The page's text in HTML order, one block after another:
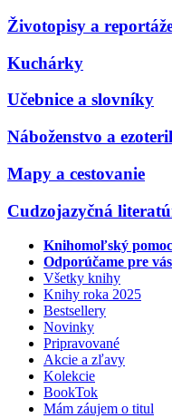
Životopisy a
Kuchárky
Učebnice a slovníky
Náboženstvo a
Mapy a cestovanie
Cudzojazyčná
Knihomoľský
Odporúčame pre vás
Všetky knihy
Knihy roka 2025
Bestsellery
Novinky
Pripravované
Akcie a zľavy
Kolekcie
BookTok
Mám záujem o titul